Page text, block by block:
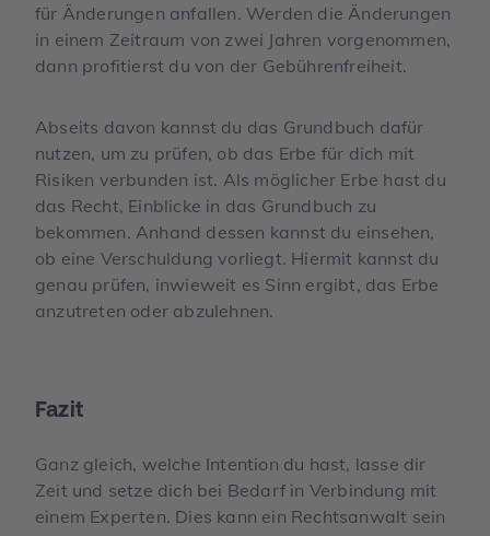
für Änderungen anfallen. Werden die Änderungen
in einem Zeitraum von zwei Jahren vorgenommen,
dann profitierst du von der Gebührenfreiheit.
Abseits davon kannst du das Grundbuch dafür
nutzen, um zu prüfen, ob das Erbe für dich mit
Risiken verbunden ist. Als möglicher Erbe hast du
das Recht, Einblicke in das Grundbuch zu
bekommen. Anhand dessen kannst du einsehen,
ob eine Verschuldung vorliegt. Hiermit kannst du
genau prüfen, inwieweit es Sinn ergibt, das Erbe
anzutreten oder abzulehnen.
Fazit
Ganz gleich, welche Intention du hast, lasse dir
Zeit und setze dich bei Bedarf in Verbindung mit
einem Experten. Dies kann ein Rechtsanwalt sein